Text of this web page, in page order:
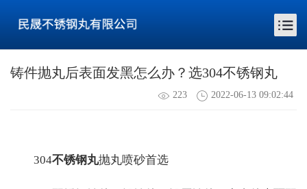
铸件抛丸后表面发黑怎么办？选304不锈钢丸
223 2022-06-13 09:02:44
304不锈钢丸抛丸喷砂首选